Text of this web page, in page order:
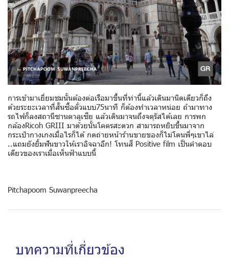
การเข้ามาเยี่ยมชมนั้นต้องต่อเรือมาขึ้นที่ท่านี้แล้วเดินมานิดเดียวก็ถึง
ด้วยระยะเวลาที่สั้นซื้อตั๋วแบบ75นาที ก็ต้องทำเวลาหน่อย ถ้ามาทาง
รถไฟก็ลงสถานีซานตาลูเซีย แล้วเดินมาจนถึงจตุรัสได้เลย การพก
กล้องRicoh GRIII มาด้วยนั้นโคตรสะดวก สามารถหยิบขึ้นมาจาก
กระเป๋ากางเกงเมื่อไรก็ได้ กดถ่ายหน้าร้านขายของก็ไม่โดนพี่ๆเขาไล่
..แถมยังยิ้มฟันขาวให้เราอิจฉาอีก! โทนสี Positive film เป็นคำตอบ
เดียวของเราเมื่อเห็นฟ้าแบบนี้
Pitchapoom Suwanpreecha
บทความที่เกี่ยวข้อง